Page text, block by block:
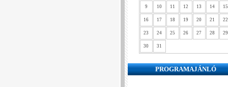
9 10 11 12 13 14 15
16 17 18 19 20 21 22
23 24 25 26 27 28 29
30 31
PROGRAMAJÁNLÓ